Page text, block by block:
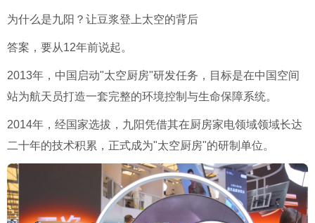
为什么是九阳？让豆浆登上太空的背后
答案，要从12年前说起。
2013年，中国启动"太空厨房"研发任务，目标是在中国空间
站为航天员打造一套完整的环境控制与生命保障系统。
2014年，经国家选拔，九阳凭借其在厨房家电领域领域长达
二十年的技术积累，正式成为"太空厨房"的研制单位。